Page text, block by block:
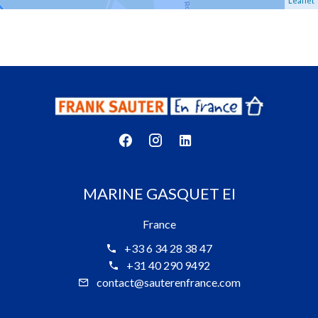
MARINE GASQUET EI
France
+33 6 34 28 38 47
+31 40 290 9492
contact@sauterenfrance.com